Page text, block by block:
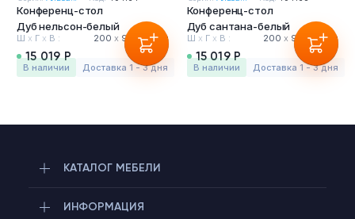
Конференц-стол
Дуб нельсон-белый
Ш х Г х В : 200 х90 х75 см
15 019 Р
в наличии Доставка 1 - 3 дня
Конференц-стол
Дуб сантана-белый
Ш х Г х В : 200 х 90 х75 см
15 019 Р
в наличии Доставка 1 - 3 дня
Тумбы офисные
Офисные шкафы
КАТАЛОГ МЕБЕЛИ
ИНФОРМАЦИЯ